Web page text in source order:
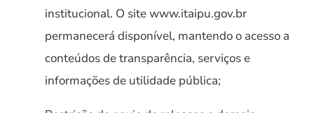
institucional. O site www.itaipu.gov.br
permanecerá disponível, mantendo o acesso a
conteúdos de transparência, serviços e
informações de utilidade pública;